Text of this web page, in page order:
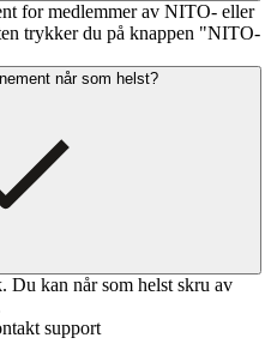
for medlemmer av NITO- eller
trykker du på knappen "NITO-
når som helst?
Du kan når som helst skru av
support